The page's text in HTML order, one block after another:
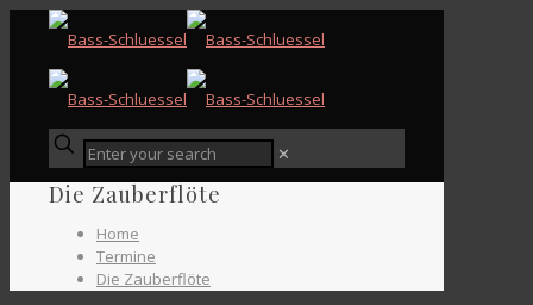
✕
Die Zauberflöte
Home
Termine
Die Zauberflöte